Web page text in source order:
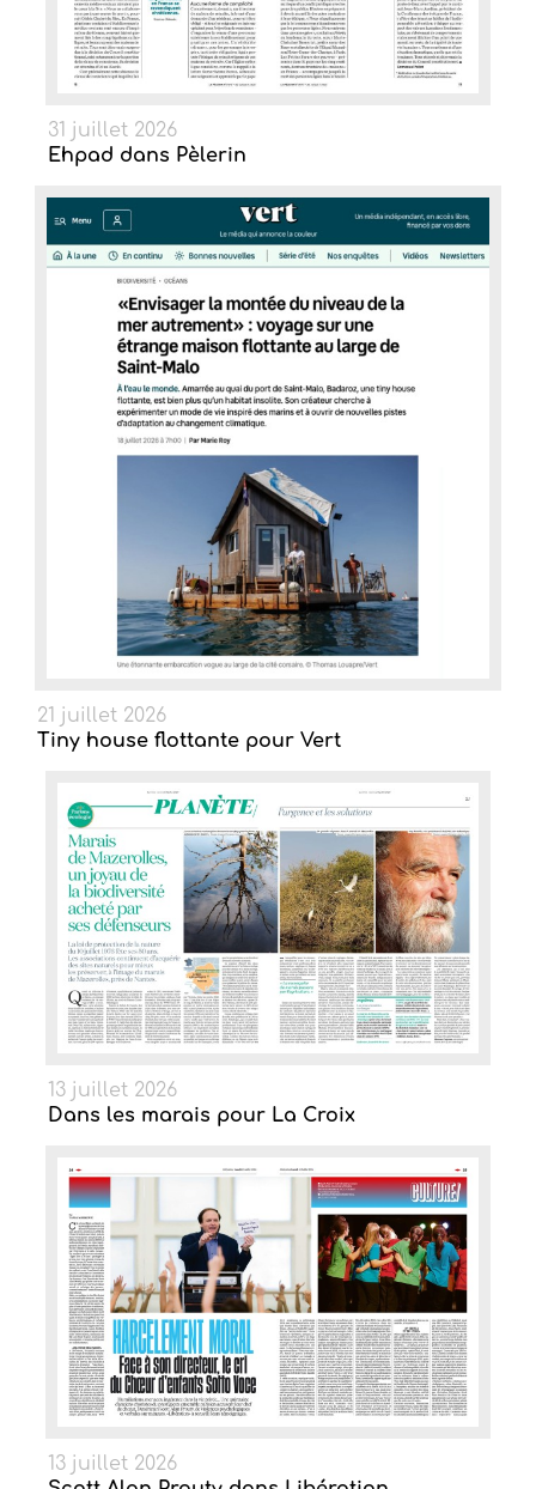
31 juillet 2026
Ehpad dans Pèlerin
21 juillet 2026
Tiny house flottante pour Vert
13 juillet 2026
Dans les marais pour La Croix
13 juillet 2026